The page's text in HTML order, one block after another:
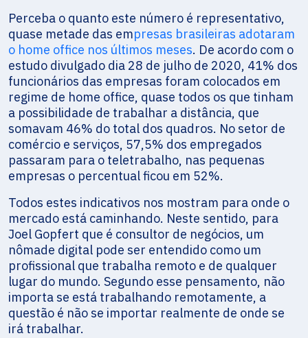
Perceba o quanto este número é representativo,
quase metade das empresas brasileiras adotaram
o home office nos últimos meses. De acordo com o
estudo divulgado dia 28 de julho de 2020, 41% dos
funcionários das empresas foram colocados em
regime de home office, quase todos os que tinham
a possibilidade de trabalhar a distância, que
somavam 46% do total dos quadros. No setor de
comércio e serviços, 57,5% dos empregados
passaram para o teletrabalho, nas pequenas
empresas o percentual ficou em 52%.
Todos estes indicativos nos mostram para onde o
mercado está caminhando. Neste sentido, para
Joel Gopfert que é consultor de negócios, um
nômade digital pode ser entendido como um
profissional que trabalha remoto e de qualquer
lugar do mundo. Segundo esse pensamento, não
importa se está trabalhando remotamente, a
questão é não se importar realmente de onde se
irá trabalhar.